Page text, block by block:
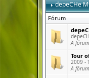
depeCHe
Fórum
A
Tour
2009 -
A